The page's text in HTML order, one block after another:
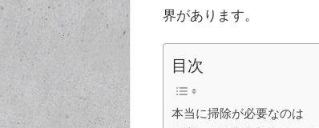
界があります。
目次
本当に掃除が必要なのは